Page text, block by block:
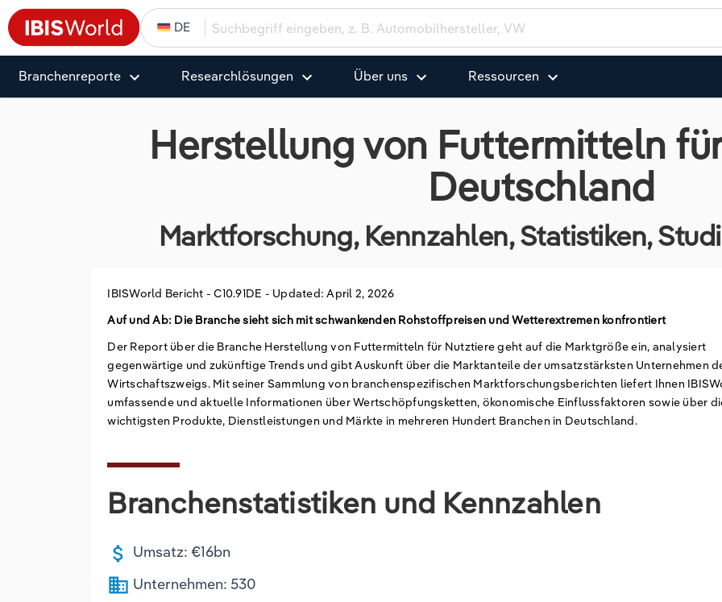
DE
Branchenreporte Research­­­­lösungen Über uns Ressourcen
Herstellung von Futtermitteln
Deutschland
Marktforschung, Kennzahlen, Statistiken,
IBISWorld Bericht -C10.91DE - Updated: April 2, 2026
Auf und Ab: Die Branche sieht sich mit schwankenden Rohstoffpreisen und Wetterextremen konfrontiert
Der Report über die Branche Herstellung von Futtermitteln für Nutztiere geht auf die Marktgröße ein, analysiert
gegenwärtige und zukünftige Trends und gibt Auskunft über die Marktanteile der umsatzstärksten Unternehmen
Wirtschaftszweigs. Mit seiner Sammlung von branchenspezifischen Marktforschungsberichten liefert Ihnen
umfassende und aktuelle Informationen über Wertschöpfungsketten, ökonomische Einflussfaktoren sowie über
wichtigsten Produkte, Dienstleistungen und Märkte in mehreren Hundert Branchen in Deutschland.
Branchenstatistiken und Kennzahlen
attach_money Umsatz: €16bn
business Unternehmen: 530